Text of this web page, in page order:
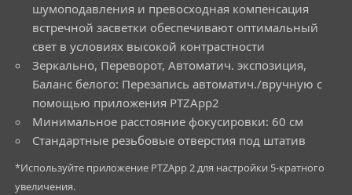
шумоподавления и превосходная компенсация
встречной засветки обеспечивают оптимальный
свет в условиях высокой контрастности
Зеркально, Переворот, Автоматич. экспозиция,
Баланс белого: Перезапись автоматич./вручную с
помощью приложения PTZApp2
Минимальное расстояние фокусировки: 60 см
Стандартные резьбовые отверстия под штатив
*Используйте приложение PTZApp 2 для настройки 5-кратного
увеличения.